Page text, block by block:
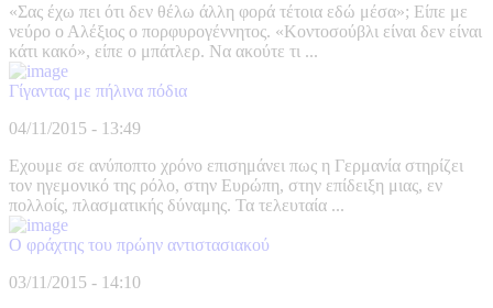
«Σας έχω πει ότι δεν θέλω άλλη φορά τέτοια εδώ μέσα»; Είπε με
νεύρο ο Αλέξιος ο πορφυρογέννητος. «Κοντοσούβλι είναι δεν είναι
κάτι κακό», είπε ο μπάτλερ. Να ακούτε τι ...
Γίγαντας με πήλινα πόδια
04/11/2015 - 13:49
Εχουμε σε ανύποπτο χρόνο επισημάνει πως η Γερμανία στηρίζει
τον ηγεμονικό της ρόλο, στην Ευρώπη, στην επίδειξη μιας, εν
πολλοίς, πλασματικής δύναμης. Τα τελευταία ...
Ο φράχτης του πρώην αντιστασιακού
03/11/2015 - 14:10